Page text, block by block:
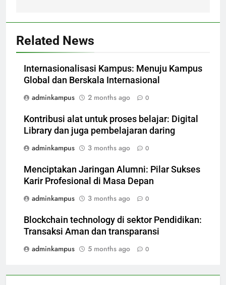
Related News
Internasionalisasi Kampus: Menuju Kampus
Global dan Berskala Internasional
adminkampus
2 months ago 0
Kontribusi alat untuk proses belajar: Digital
Library dan juga pembelajaran daring
adminkampus
3 months ago 0
Menciptakan Jaringan Alumni: Pilar Sukses
Karir Profesional di Masa Depan
adminkampus
3 months ago 0
Blockchain technology di sektor Pendidikan:
Transaksi Aman dan transparansi
adminkampus
5 months ago 0